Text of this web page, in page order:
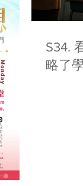
S34.
略了